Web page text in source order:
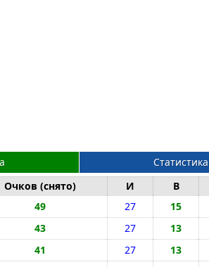
Статистика
Очков (снято) И В
49 27 15
43 27 13
41 27 13